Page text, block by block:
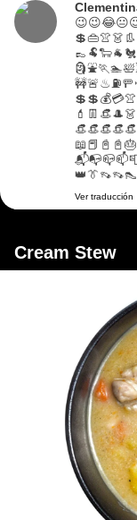
Ver traducción
Cream Stew